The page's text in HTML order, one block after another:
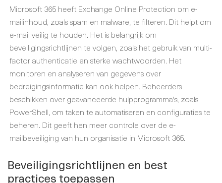
Microsoft 365 heeft Exchange Online Protection om e-
mailinhoud, zoals spam en malware, te filteren. Dit helpt om
e-mail veilig te houden. Het is belangrijk om
beveiligingsrichtlijnen te volgen, zoals het gebruik van multi-
factor authenticatie en sterke wachtwoorden. Het
monitoren en analyseren van gegevens over
bedreigingsinformatie kan ook helpen. Beheerders
beschikken over geavanceerde hulpprogramma's, zoals
PowerShell, om taken te automatiseren en configuraties te
beheren. Dit geeft hen meer controle over de e-
mailbeveiliging van hun organisatie in Microsoft 365.
Beveiligingsrichtlijnen en best
practices toepassen